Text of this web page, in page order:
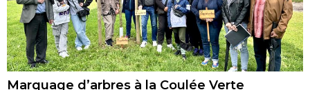
Marquage d’arbres à la Coulée Verte